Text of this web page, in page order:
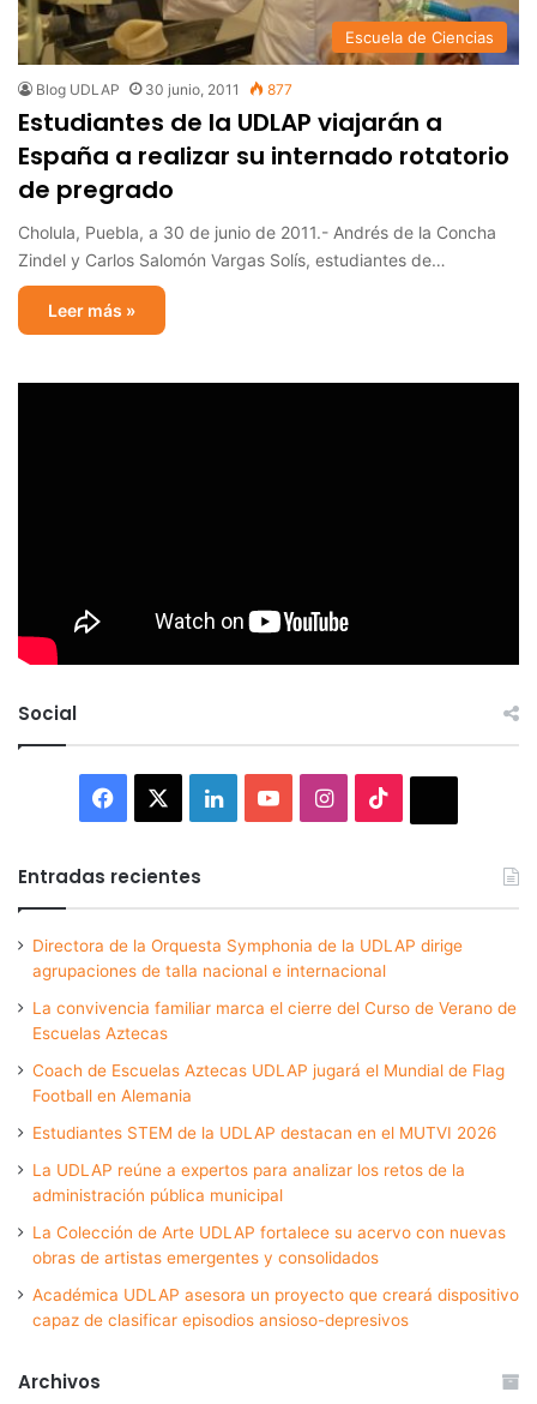
Escuela de Ciencias
Blog UDLAP 30 junio, 2011 877
Estudiantes de la UDLAP viajarán a
España a realizar su internado rotatorio
de pregrado
Cholula, Puebla, a 30 de junio de 2011.- Andrés de la Concha
Zindel y Carlos Salomón Vargas Solís, estudiantes de…
Leer más »
Social
Facebook LinkedInYouTubeInstagram
Entradas recientes
Directora de la Orquesta Symphonia de la UDLAP dirige
agrupaciones de talla nacional e internacional
La convivencia familiar marca el cierre del Curso de Verano de
Escuelas Aztecas
Coach de Escuelas Aztecas UDLAP jugará el Mundial de Flag
Football en Alemania
Estudiantes STEM de la UDLAP destacan en el MUTVI 2026
La UDLAP reúne a expertos para analizar los retos de la
administración pública municipal
La Colección de Arte UDLAP fortalece su acervo con nuevas
obras de artistas emergentes y consolidados
Académica UDLAP asesora un proyecto que creará dispositivo
capaz de clasificar episodios ansioso-depresivos
Archivos